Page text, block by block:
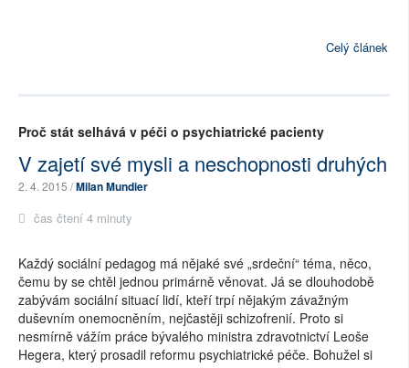
Celý článek
Proč stát selhává v péči o psychiatrické pacienty
V zajetí své mysli a neschopnosti druhých
2. 4. 2015 /Milan Mundier
čas čtení 4 minuty
Každý sociální pedagog má nějaké své „srdeční“ téma, něco,
čemu by se chtěl jednou primárně věnovat. Já se dlouhodobě
zabývám sociální situací lidí, kteří trpí nějakým závažným
duševním onemocněním, nejčastěji schizofrenií. Proto si
nesmírně vážím práce bývalého ministra zdravotnictví Leoše
Hegera, který prosadil reformu psychiatrické péče. Bohužel si